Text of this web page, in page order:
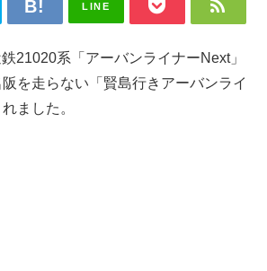
LINE
21020系「アーバンライナーNext」
を走らない「賢島行きアーバンライ
ました。